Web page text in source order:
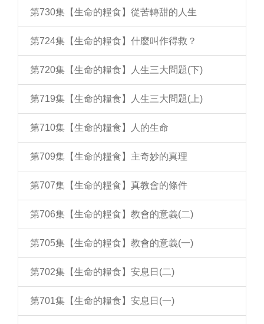
第730集【生命的糧食】從苦轉甜的人生
第724集【生命的糧食】什麼叫作得救？
第720集【生命的糧食】人生三大問題(下)
第719集【生命的糧食】人生三大問題(上)
第710集【生命的糧食】人的生命
第709集【生命的糧食】主奇妙的真理
第707集【生命的糧食】真教會的條件
第706集【生命的糧食】教會的意義(二)
第705集【生命的糧食】教會的意義(一)
第702集【生命的糧食】安息日(二)
第701集【生命的糧食】安息日(一)